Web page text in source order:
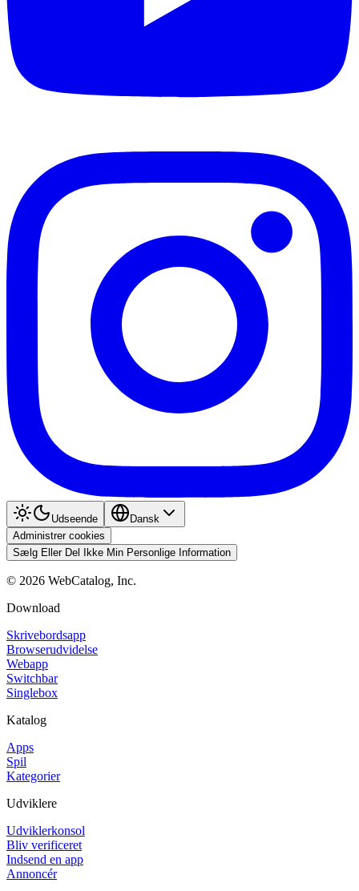
Udseende
Dansk
Administrer cookies
Sælg Eller Del Ikke Min Personlige Information
© 2026 WebCatalog, Inc.
Download
Skrivebordsapp
Browserudvidelse
Webapp
Switchbar
Singlebox
Katalog
Apps
Spil
Kategorier
Udviklere
Udviklerkonsol
Bliv verificeret
Indsend en app
Annoncér